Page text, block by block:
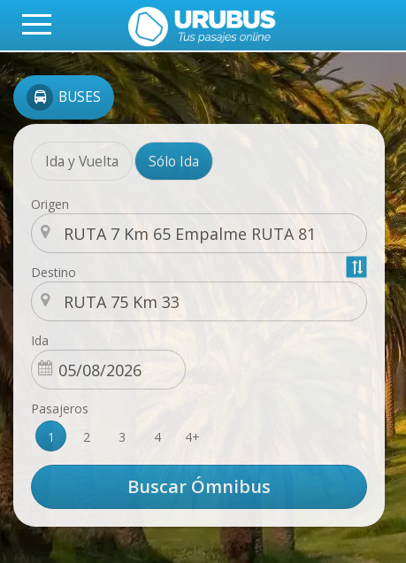
BUSES
Ida y Vuelta Sólo Ida
Origen
Destino
Ida
Pasajeros
1
2 3 4 4+